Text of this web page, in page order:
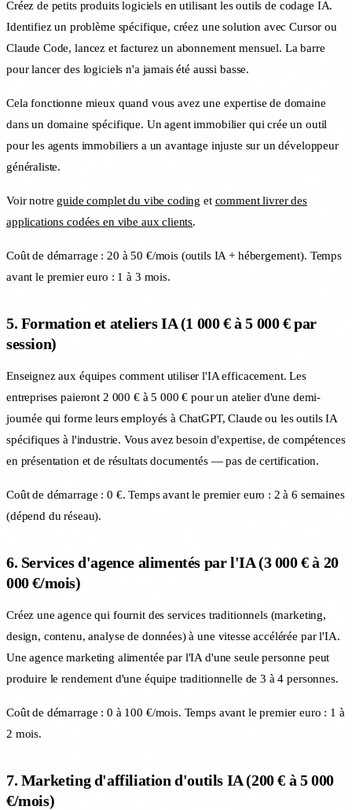
Créez de petits produits logiciels en utilisant les outils de codage IA.
Identifiez un problème spécifique, créez une solution avec Cursor ou
Claude Code, lancez et facturez un abonnement mensuel. La barre
pour lancer des logiciels n'a jamais été aussi basse.
Cela fonctionne mieux quand vous avez une expertise de domaine
dans un domaine spécifique. Un agent immobilier qui crée un outil
pour les agents immobiliers a un avantage injuste sur un développeur
généraliste.
Voir notre guide complet du vibe coding et comment livrer des
applications codées en vibe aux clients.
Coût de démarrage : 20 à 50 €/mois (outils IA + hébergement). Temps
avant le premier euro : 1 à 3 mois.
5. Formation et ateliers IA (1 000 € à 5 000 € par
session)
Enseignez aux équipes comment utiliser l'IA efficacement. Les
entreprises paieront 2 000 € à 5 000 € pour un atelier d'une demi-
journée qui forme leurs employés à ChatGPT, Claude ou les outils IA
spécifiques à l'industrie. Vous avez besoin d'expertise, de compétences
en présentation et de résultats documentés — pas de certification.
Coût de démarrage : 0 €. Temps avant le premier euro : 2 à 6 semaines
(dépend du réseau).
6. Services d'agence alimentés par l'IA (3 000 € à 20
000 €/mois)
Créez une agence qui fournit des services traditionnels (marketing,
design, contenu, analyse de données) à une vitesse accélérée par l'IA.
Une agence marketing alimentée par l'IA d'une seule personne peut
produire le rendement d'une équipe traditionnelle de 3 à 4 personnes.
Coût de démarrage : 0 à 100 €/mois. Temps avant le premier euro : 1 à
2 mois.
7. Marketing d'affiliation d'outils IA (200 € à 5 000
€/mois)